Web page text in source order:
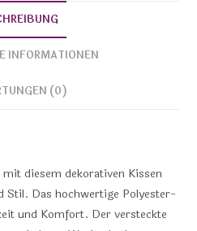
INFORMATIONEN
(0)
diesem dekorativen Kissen
Stil. Das hochwertige Polyester-
und Komfort. Der versteckte